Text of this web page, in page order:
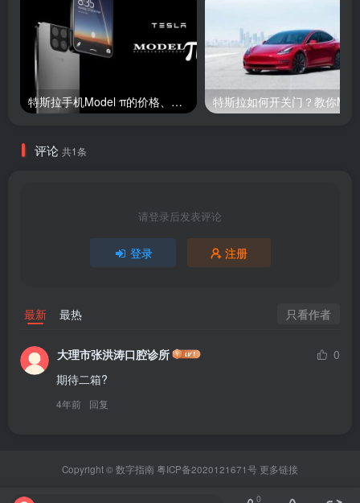
特斯拉手机Model π的价格、配置以及发布日期
评论 共1条
请登录后发表评论
登录 注册
最新 最热 只看作者
大理市张洪涛口腔诊所
0
期待二箱?
4年前 回复
Copyright ©数字指南 粤ICP备2020121671号 更多链接
0